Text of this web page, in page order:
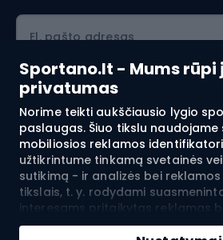
Sportano.lt - Mums rūpi
privatumas
Norime teikti aukščiausio lygio
paslaugas. Šiuo tikslu naudojame
mobiliosios reklamos
užtikrintume tinkamą svetainės
sutikimą - ir analizės bei
tikslais, t. y. rodydami
interesams pritaikytas reklamas
efektyvumą. Slapukai ir
El. pašto adresas
Pirkimas
Klientų aptarnavimas
Reglamentai
Apie mus